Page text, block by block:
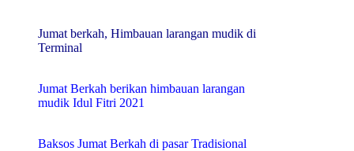
Jumat berkah, Himbauan larangan mudik di
Terminal
Jumat Berkah berikan himbauan larangan
mudik Idul Fitri 2021
Baksos Jumat Berkah di pasar Tradisional